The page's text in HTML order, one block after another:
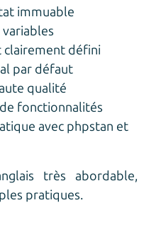
immuable
clairement défini
par défaut
qualité
fonctionnalités
avec phpstan et
très abordable,
pratiques.